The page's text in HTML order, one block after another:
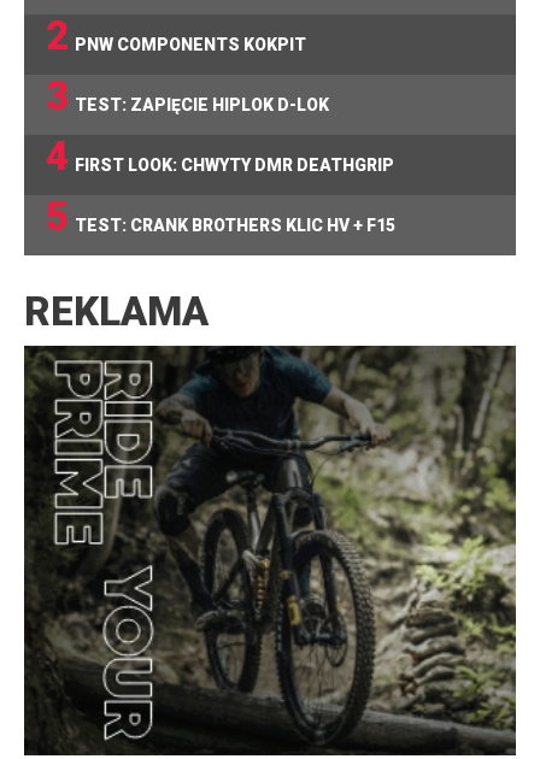
2 PNW COMPONENTS KOKPIT
3 TEST: ZAPIĘCIE HIPLOK D-LOK
4 FIRST LOOK: CHWYTY DMR DEATHGRIP
5 TEST: CRANK BROTHERS KLIC HV + F15
REKLAMA